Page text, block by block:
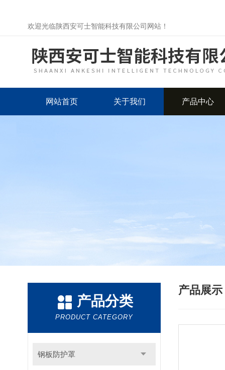
欢迎光临陕西安可士智能科技有限公司网站！
网站首页 关于我们 产品中心
产品分类
PRODUCT CATEGORY
钢板防护罩
产品展示